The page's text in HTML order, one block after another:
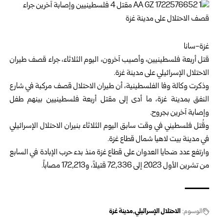
غزة-سانا
قتل أربعة فلسطينيين، وأصيب آخرون، اليوم الثلاثاء، جراء قصف طيران
الاحتلال الإسرائيلي على مدينة غزة.
وذكرت وكالة وفا الفلسطينية، أن طيران الاحتلال قصف مركبة في شارع
النفق بمدينة غزة، ما أدى إلى مقتل أربعة فلسطينيين بينهم طفل
وإصابة آخرين بجروح.
وقُتل فلسطيني في وقت سابق اليوم الثلاثاء بنيران الاحتلال الإسرائيلي
في مدينة بيت لاهيا شمال قطاع غزة.
وارتفع عدد ضحايا العدوان على قطاع غزة منذ بدء حرب الإبادة في السابع
من تشرين الأول 2023 إلى 72,336 قتيلاً، و172,213 مصاباً.
الوسوم: الاحتلال الإسرائيلي مدينة غزة